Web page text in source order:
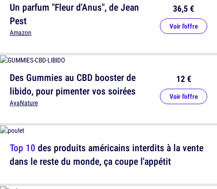
Top 10 des produits américains interdits à la vente
dans le reste du monde, ça coupe l'appétit
Un parfum "Fleur d'Anus", de Jean
Pest
Amazon
36,5 €
Voir l'offre
Des Gummies au CBD booster de
libido, pour pimenter vos soirées
AyaNature
12 €
Voir l'offre